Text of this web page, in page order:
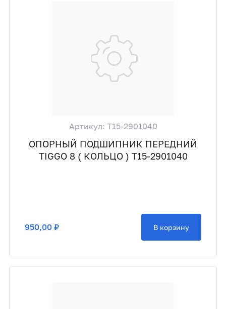
Артикул: T15-2901040
ОПОРНЫЙ ПОДШИПНИК ПЕРЕДНИЙ
TIGGO 8 ( КОЛЬЦО ) T15-2901040
950,00 ₽ В корзину